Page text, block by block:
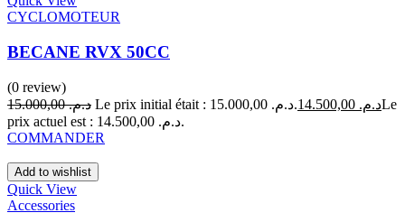
CYCLOMOTEUR
BECANE RVX 50CC
(0 review)
د.م.15.000,00 Le prix initial était : د.م. 15.000,00. د.م.Le
prix actuel est : د.م. 14.500,00.
COMMANDER
Add to wishlist
Quick View
Accessories